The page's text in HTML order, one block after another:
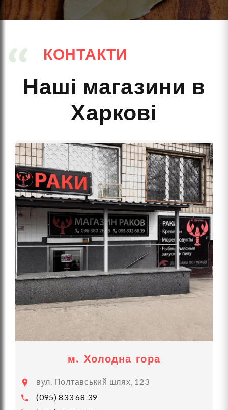
КОНТАКТИ
Наші магазини в
Харкові
м. Холодна гора
вул. Полтавський шлях, 123
(095) 833 68 39